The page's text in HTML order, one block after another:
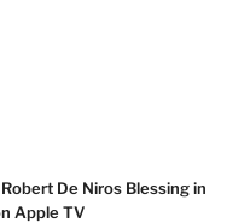
De Niros Blessing in
Apple TV